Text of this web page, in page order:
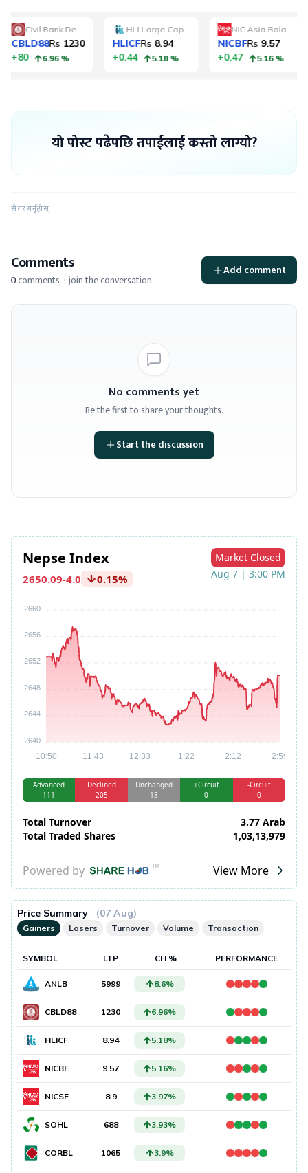
यो पोस्ट पढेपछि तपाईलाई कस्तो लाग्यो?
सेयर गर्नुहोस्
Comments
0comments · join the conversation
Add comment
No comments yet
Be the first to share your thoughts.
Start the discussion